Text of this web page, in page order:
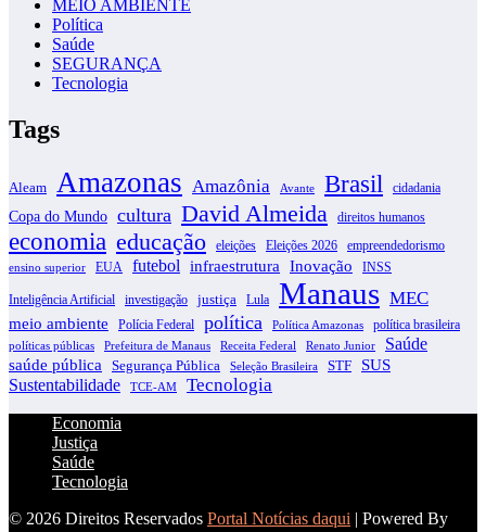
MEIO AMBIENTE
Política
Saúde
SEGURANÇA
Tecnologia
Tags
Aleam Amazonas Amazônia Avante Brasil cidadania
Copa do Mundo cultura David Almeida direitos humanos
economia educação eleições Eleições 2026 empreendedorismo
ensino superior EUA futebol infraestrutura Inovação INSS
Inteligência Artificial investigação justiça Lula Manaus MEC
meio ambiente Polícia Federal política Política Amazonas política brasileira
políticas públicas Prefeitura de Manaus Receita Federal Renato Junior Saúde
saúde pública Segurança Pública Seleção Brasileira STF
SUS
Sustentabilidade
TCE-AM Tecnologia
Economia
Justiça
Saúde
Tecnologia
© 2026 Direitos Reservados Portal Notícias daqui | Powered By